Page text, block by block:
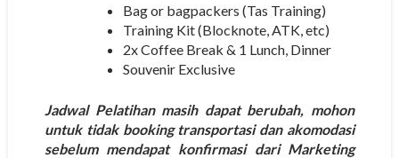
Bag or bagpackers (Tas Training)
Training Kit (Blocknote, ATK, etc)
2x Coffee Break & 1 Lunch, Dinner
Souvenir Exclusive
Jadwal Pelatihan masih dapat berubah, mohon
untuk tidak booking transportasi dan akomodasi
sebelum mendapat konfirmasi dari Marketing